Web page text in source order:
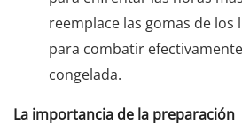
reemplace las gomas de los
para combatir
congelada.
La importancia de la preparación